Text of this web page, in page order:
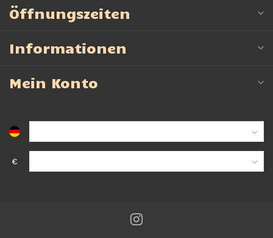
Öffnungszeiten
Informationen
Mein Konto
€